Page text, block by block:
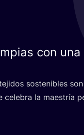
con
sos­te­ni­bles
cele­bra la maes­tría